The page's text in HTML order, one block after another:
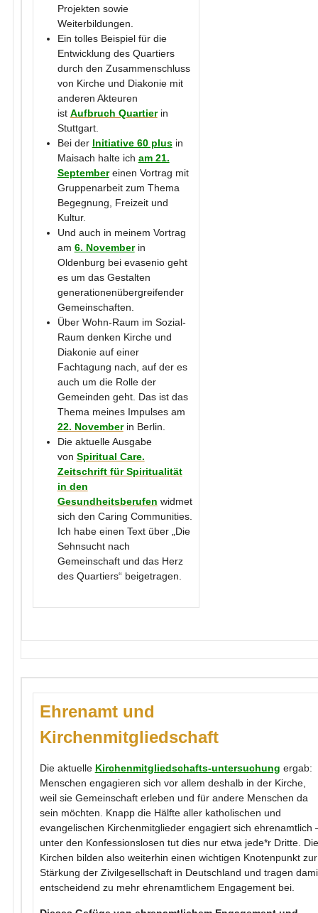
Projekten sowie
Weiterbildungen.
Ein tolles Beispiel für die
Entwicklung des Quartiers
durch den Zusammenschluss
von Kirche und Diakonie mit
anderen Akteuren
ist Aufbruch Quartierin
Stuttgart.
Bei der Initiative 60 plusin
Maisach halte ich am 21.
Septembereinen Vortrag mit
Gruppenarbeit zum Thema
Begegnung, Freizeit und
Kultur.
Und auch in meinem Vortrag
am 6. Novemberin
Oldenburg bei evasenio geht
es um das Gestalten
generationenübergreifender
Gemeinschaften.
Über Wohn-Raum im Sozial-
Raum denken Kirche und
Diakonie auf einer
Fachtagung nach, auf der es
auch um die Rolle der
Gemeinden geht. Das ist das
Thema meines Impulses am
22. Novemberin Berlin.
Die aktuelle Ausgabe
von Spiritual Care.
Zeitschrift für Spiritualität
in den
Gesundheitsberufen widmet
sich den Caring Communities.
Ich habe einen Text über „Die
Sehnsucht nach
Gemeinschaft und das Herz
des Quartiers“ beigetragen.
Ehrenamt und
Kirchenmitgliedschaft
Die aktuelle Kirchenmitgliedschafts-untersuchung ergab:
Menschen engagieren sich vor allem deshalb in der Kirche,
weil sie Gemeinschaft erleben und für andere Menschen da
sein möchten. Knapp die Hälfte aller katholischen und
evangelischen Kirchenmitglieder engagiert sich ehrenamtlich
unter den Konfessionslosen tut dies nur etwa jede*r Dritte. Die
Kirchen bilden also weiterhin einen wichtigen Knotenpunkt zur
Stärkung der Zivilgesellschaft in Deutschland und tragen
entscheidend zu mehr ehrenamtlichem Engagement bei.